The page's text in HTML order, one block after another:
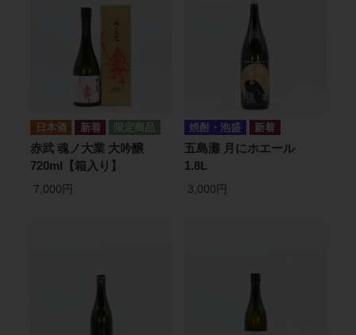
日本酒
赤武 魂ノ大業 大吟醸
720ml【箱入り】
7,000円
焼酎・泡盛
五島灘 月にホエール
1.8L
3,000円